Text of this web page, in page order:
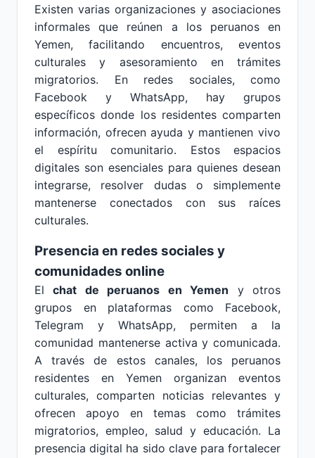
Existen varias organizaciones y asociaciones
informales que reúnen a los peruanos en
Yemen, facilitando encuentros, eventos
culturales y asesoramiento en trámites
migratorios. En redes sociales, como
Facebook y WhatsApp, hay grupos
específicos donde los residentes comparten
información, ofrecen ayuda y mantienen vivo
el espíritu comunitario. Estos espacios
digitales son esenciales para quienes desean
integrarse, resolver dudas o simplemente
mantenerse conectados con sus raíces
culturales.
Presencia en redes sociales y
comunidades online
Elchat de peruanos en Yemen y otros
grupos en plataformas como Facebook,
Telegram y WhatsApp, permiten a la
comunidad mantenerse activa y comunicada.
A través de estos canales, los peruanos
residentes en Yemen organizan eventos
culturales, comparten noticias relevantes y
ofrecen apoyo en temas como trámites
migratorios, empleo, salud y educación. La
presencia digital ha sido clave para fortalecer